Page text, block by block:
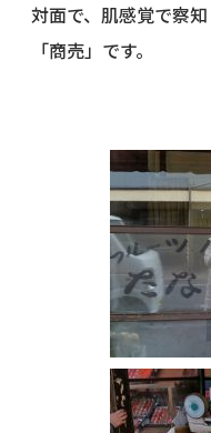
対面で、肌感覚で察
「商売」です。